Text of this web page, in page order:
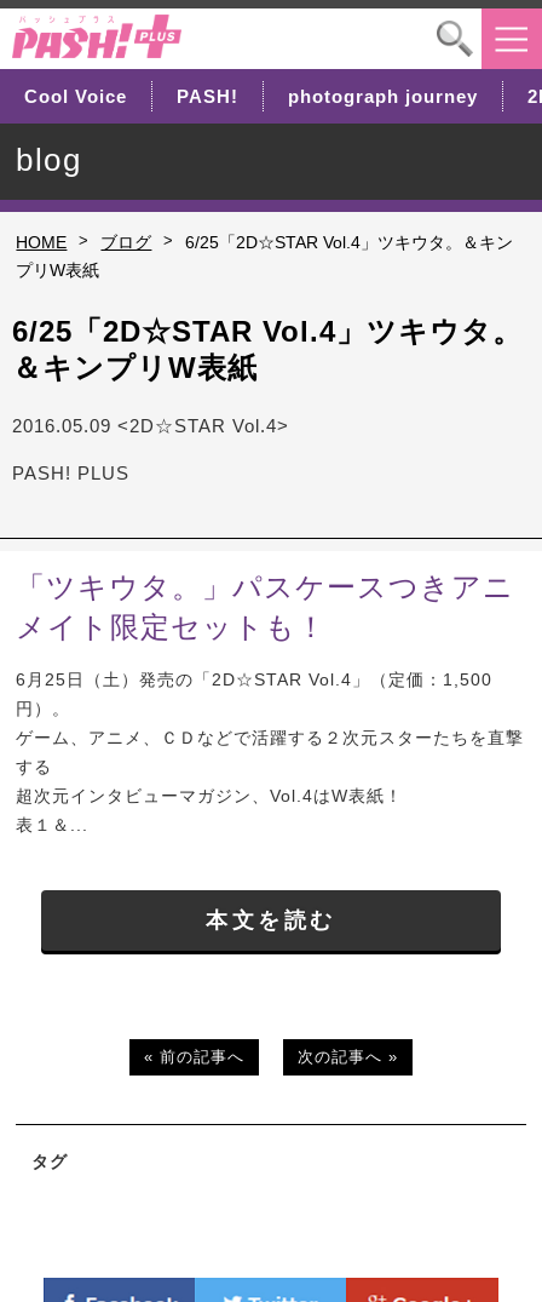
Cool Voice PASH! photograph journey
blog
HOME > ブログ >
6/25「2D☆STAR Vol.4」ツキウタ。＆キン
プリW表紙
6/25「2D☆STAR Vol.4」ツキウタ。
＆キンプリW表紙
2016.05.09 <2D☆STAR Vol.4>
PASH! PLUS
「ツキウタ。」パスケースつきアニ
メイト限定セットも！
6月25日（土）発売の「2D☆STAR Vol.4」（定価：1,500
円）。
ゲーム、アニメ、ＣＤなどで活躍する２次元スターたちを直撃
する
超次元インタビューマガジン、Vol.4はW表紙！
表１＆...
本文を読む
« 前の記事へ 次の記事へ »
タグ